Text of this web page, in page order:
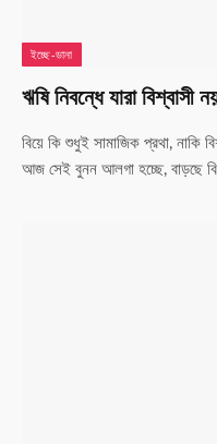
ইচ্ছে-ডানা
ঋষি নিবন্ধে যারা বিশ্বাসী
বিয়ে কি শুধুই সামাজিক প্রথা, নাকি
আজ সেই বুনন আলগা হচ্ছে, বাড়ছে